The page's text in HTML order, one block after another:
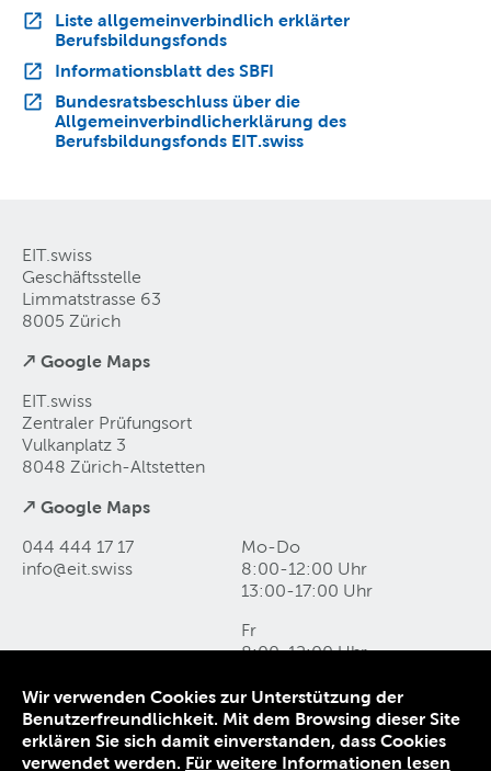
Liste allgemeinverbindlich erklärter
Berufsbildungsfonds
Informationsblatt des SBFI
Bundesratsbeschluss über die
Allgemeinverbindlicherklärung des
Berufsbildungsfonds EIT.swiss
EIT.swiss
Geschäftsstelle
Limmatstrasse 63
8005 Zürich
↗ Google Maps
EIT.swiss
Zentraler Prüfungsort
Vulkanplatz 3
8048 Zürich-Altstetten
↗ Google Maps
044 444 17 17
info@eit swiss
Mo-Do
8:00-12:00 Uhr
13:00-17:00 Uhr
Fr
8:00-12:00 Uhr
Kontakt und Anfahrt
Datenschutz
Impressum
Wir verwenden Cookies zur Unterstützung der
Benutzerfreundlichkeit. Mit dem Browsing dieser Site
erklären Sie sich damit einverstanden, dass Cookies
verwendet werden. Für weitere Informationen lesen